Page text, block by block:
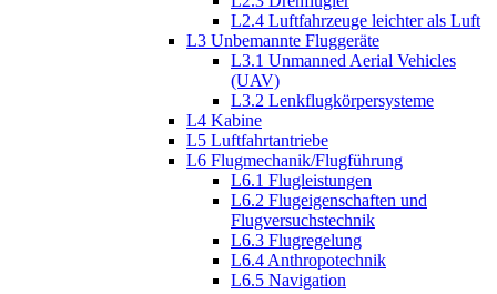
L2.4 Luftfahrzeuge leichter als Luft
L3 Unbemannte Fluggeräte
L3.1 Unmanned Aerial Vehicles
(UAV)
L3.2 Lenkflugkörpersysteme
L4 Kabine
L5 Luftfahrtantriebe
L6 Flugmechanik/Flugführung
L6.1 Flugleistungen
L6.2 Flugeigenschaften und
Flugversuchstechnik
L6.3 Flugregelung
L6.4 Anthropotechnik
L6.5 Navigation